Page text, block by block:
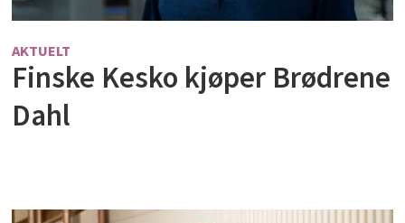
AKTUELT
Finske Kesko kjøper Brødrene
Dahl